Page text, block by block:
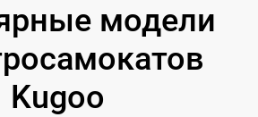
модели
Kugoo